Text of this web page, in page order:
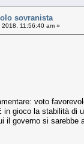
sovranista
11:56:40 am »
voto
gioco la stabilità di
governo si